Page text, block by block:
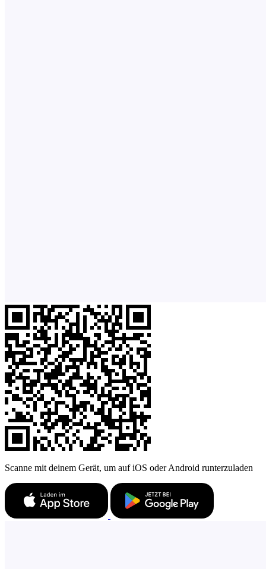
Scanne mit deinem Gerät, um auf iOS oder Android runterzuladen